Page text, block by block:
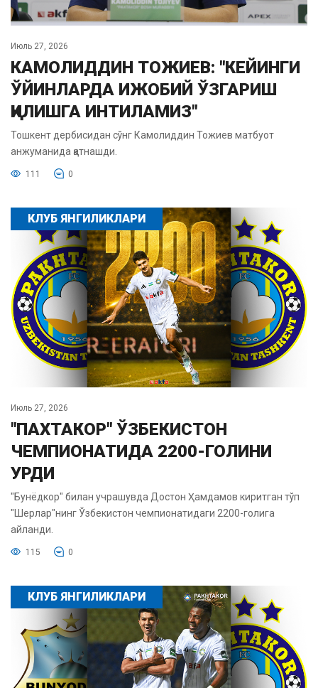
Июль 27, 2026
КАМОЛИДДИН ТОЖИЕВ: "КЕЙИНГИ
ЎЙИНЛАРДА ИЖОБИЙ ЎЗГАРИШ
ҚИЛИШГА ИНТИЛАМИЗ"
Тошкент дербисидан сўнг Камолиддин Тожиев матбуот
анжуманида қатнашди.
111 0
КЛУБ ЯНГИЛИКЛАРИ
Июль 27, 2026
"ПАХТАКОР" ЎЗБЕКИСТОН
ЧЕМПИОНАТИДА 2200-ГОЛИНИ
УРДИ
"Бунёдкор" билан учрашувда Достон Ҳамдамов киритган тўп
"Шерлар"нинг Ўзбекистон чемпионатидаги 2200-голига
айланди.
115 0
КЛУБ ЯНГИЛИКЛАРИ